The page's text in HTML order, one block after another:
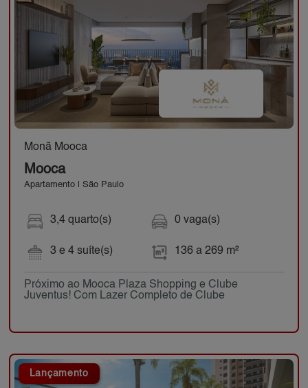
Monã Mooca
Mooca
Apartamento | São Paulo
3,4 quarto(s)
3 e 4 suíte(s)
0 vaga(s)
136 a 269 m²
Próximo ao Mooca Plaza Shopping e Clube
Juventus! Com Lazer Completo de Clube
Lançamento